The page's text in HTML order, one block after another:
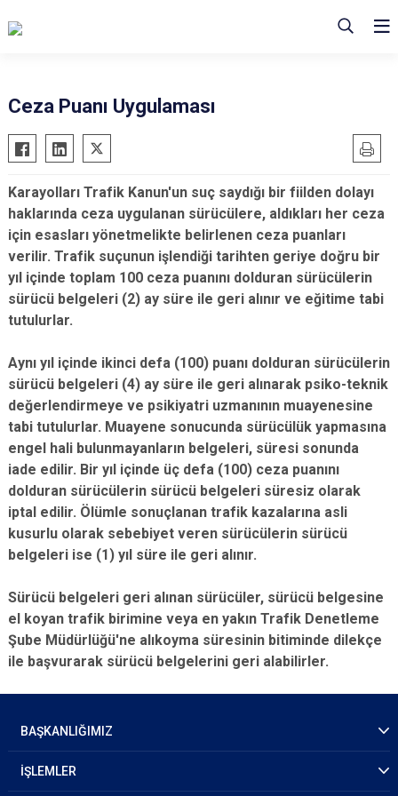
Ceza Puanı Uygulaması
Karayolları Trafik Kanun'un suç saydığı bir fiilden dolayı
haklarında ceza uygulanan sürücülere, aldıkları her ceza
için esasları yönetmelikte belirlenen ceza puanları
verilir. Trafik suçunun işlendiği tarihten geriye doğru bir
yıl içinde toplam 100 ceza puanını dolduran sürücülerin
sürücü belgeleri (2) ay süre ile geri alınır ve eğitime tabi
tutulurlar.
Aynı yıl içinde ikinci defa (100) puanı dolduran sürücülerin
sürücü belgeleri (4) ay süre ile geri alınarak psiko-teknik
değerlendirmeye ve psikiyatri uzmanının muayenesine
tabi tutulurlar. Muayene sonucunda sürücülük yapmasına
engel hali bulunmayanların belgeleri, süresi sonunda
iade edilir. Bir yıl içinde üç defa (100) ceza puanını
dolduran sürücülerin sürücü belgeleri süresiz olarak
iptal edilir. Ölümle sonuçlanan trafik kazalarına asli
kusurlu olarak sebebiyet veren sürücülerin sürücü
belgeleri ise (1) yıl süre ile geri alınır.
Sürücü belgeleri geri alınan sürücüler, sürücü belgesine
el koyan trafik birimine veya en yakın Trafik Denetleme
Şube Müdürlüğü'ne alıkoyma süresinin bitiminde dilekçe
ile başvurarak sürücü belgelerini geri alabilirler.
BAŞKANLIĞIMIZ
İŞLEMLER